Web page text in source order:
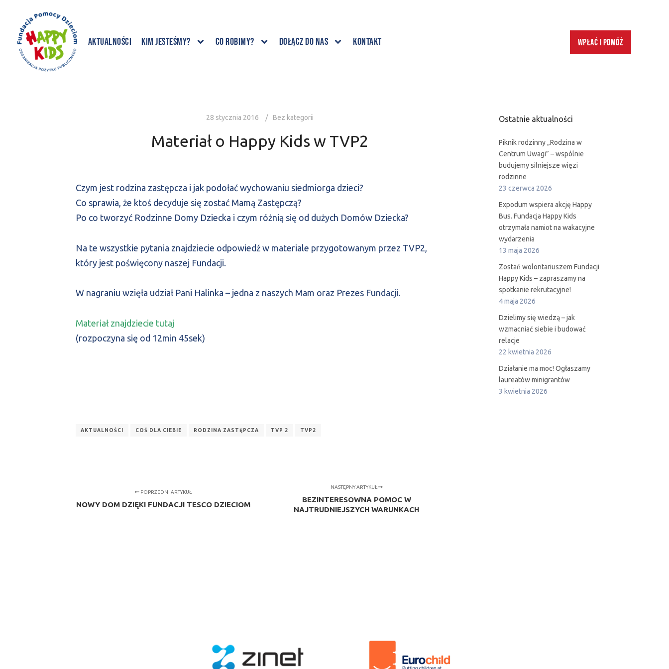
Aktualności Kim jesteśmy? Co robimy? Dołącz do nas Kontakt Wpłać i pomóż
28 stycznia 2016 Bez kategorii
Materiał o Happy Kids w TVP2
Czym jest rodzina zastępcza i jak podołać wychowaniu siedmiorga dzieci?
Co sprawia, że ktoś decyduje się zostać Mamą Zastępczą?
Po co tworzyć Rodzinne Domy Dziecka i czym różnią się od dużych Domów Dziecka?
Na te wszystkie pytania znajdziecie odpowiedź w materiale przygotowanym przez TVP2,
który jest poświęcony naszej Fundacji.
W nagraniu wzięła udział Pani Halinka – jedna z naszych Mam oraz Prezes Fundacji.
Materiał znajdziecie tutaj
(rozpoczyna się od 12min 45sek)
AKTUALNOŚCI COŚ DLA CIEBIE RODZINA ZASTĘPCZA TVP 2 TVP2
POPRZEDNI ARTYKUŁ
NOWY DOM DZIĘKI FUNDACJI TESCO DZIECIOM
NASTĘPNY ARTYKUŁ
BEZINTERESOWNA POMOC W
NAJTRUDNIEJSZYCH WARUNKACH
Ostatnie aktualności
Piknik rodzinny „Rodzina w
Centrum Uwagi” – wspólnie
budujemy silniejsze więzi
rodzinne
23 czerwca 2026
Expodum wspiera akcję Happy
Bus. Fundacja Happy Kids
otrzymała namiot na wakacyjne
wydarzenia
13 maja 2026
Zostań wolontariuszem Fundacji
Happy Kids – zapraszamy na
spotkanie rekrutacyjne!
4 maja 2026
Dzielimy się wiedzą – jak
wzmacniać siebie i budować
relacje
22 kwietnia 2026
Działanie ma moc! Ogłaszamy
laureatów minigrantów
3 kwietnia 2026